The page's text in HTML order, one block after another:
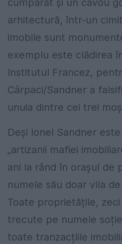
cumpărat și un cavou
arhitectură, într-un
imobile sunt
exemplu este clădirea
Institutul Francez,
Cârpaci/Sandner a
unuia dintre cei trei
Deși Ionel Sandner
„artizanii mafiei
ani la rând în orașul de
numele său doar vila
Toate proprietățile,
trecute pe numele
toate tranzacțiile